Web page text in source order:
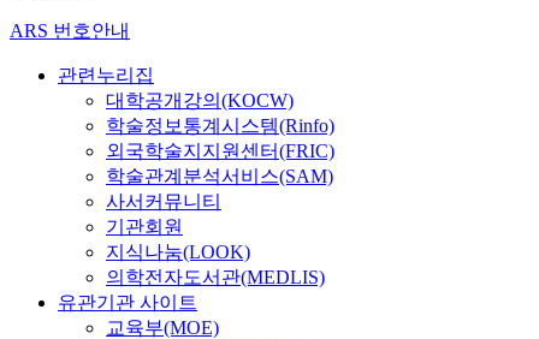
ARS 번호안내
관련누리집
대학공개강의(KOCW)
학술정보통계시스템(Rinfo)
외국학술지지원센터(FRIC)
학술관계분석서비스(SAM)
사서커뮤니티
기관회원
지식나눔(LOOK)
의학전자도서관(MEDLIS)
유관기관 사이트
교육부(MOE)